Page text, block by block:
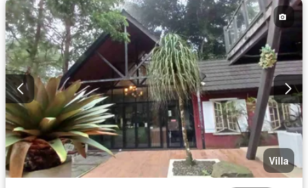
Taman
Tangki air Televisi Garasi Halaman
Wifi
Berperabot lengkap
Villa